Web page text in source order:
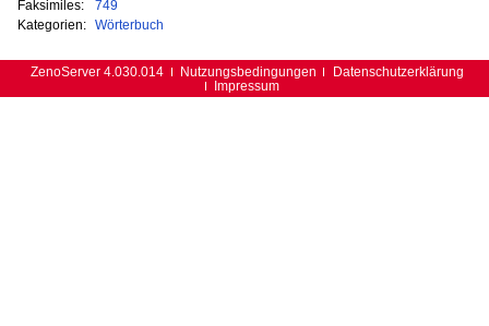
Faksimiles:
749
Kategorien:
Wörterbuch
ZenoServer 4.030.014 Nutzungsbedingungen
Datenschutzerklärung
Impressum